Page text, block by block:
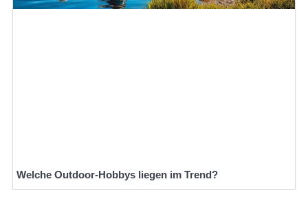
Welche Outdoor-Hobbys liegen im Trend?